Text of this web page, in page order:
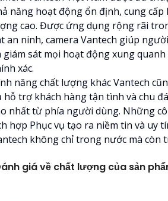
năng hoạt động ổn định, cung cấp
cao. Được ứng dụng rộng rãi
an ninh, camera Vantech giúp
giám sát mọi hoạt động xung quanh
xác.
năng chất lượng khác Vantech
hỗ trợ khách hàng tận tình và chu
nhất từ phía người dùng. Những
hợp Phục vụ tạo ra niềm tin và uy
không chỉ trong nước mà còn
giá về chất lượng của sản